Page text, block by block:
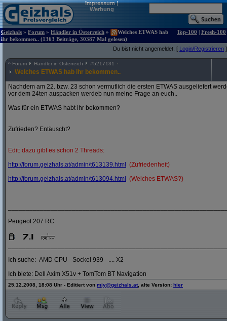
Impressum|
Werbung
Geizhals » Forum » Händler in Österreich »
Welches ETWAS hab
ihr bekommen.. (1363 Beiträge, 30387 Mal gelesen)
Top-100 | Fresh-100
Du bist nicht angemeldet. [ Login/Registrieren ]
^ Forum Händler in Österreich #5217131
Welches ETWAS hab ihr bekommen..
Nachdem am 22. bzw. 23 schon vermutlich die ersten ETWAS ausgeliefert
vor dem 24ten auspacken werdeb nun meine Frage an euch..
Was für ein ETWAS habt ihr bekommen?
Zufrieden? Entäuscht?
Edit: dazu gibt es schon 2 Threads:
http://forum.geizhals.at/admin/t613139.html
(Zufriedenheit)
http://forum.geizhals.at/admin/t613094.html (Welches ETWAS?)
Peugeot 207 RC
Ich suche: AMD CPU - Sockel 939 - .... X2
Ich biete: Dell Axim X51v + TomTom BT Navigation
25.12.2008, 18:08 Uhr - Editiert von mjy@geizhals.at , alte Version: hier